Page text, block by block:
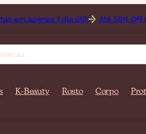
dia útil! Até 50% Off nos seus
K-Beauty Rosto Corpo